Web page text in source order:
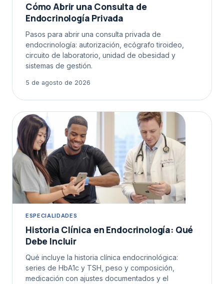
Cómo Abrir una Consulta de
Endocrinología Privada
Pasos para abrir una consulta privada de
endocrinología: autorización, ecógrafo tiroideo,
circuito de laboratorio, unidad de obesidad y
sistemas de gestión.
5 de agosto de 2026
ESPECIALIDADES
Historia Clínica en Endocrinología: Qué
Debe Incluir
Qué incluye la historia clínica endocrinológica:
series de HbA1c y TSH, peso y composición,
medicación con ajustes documentados y el